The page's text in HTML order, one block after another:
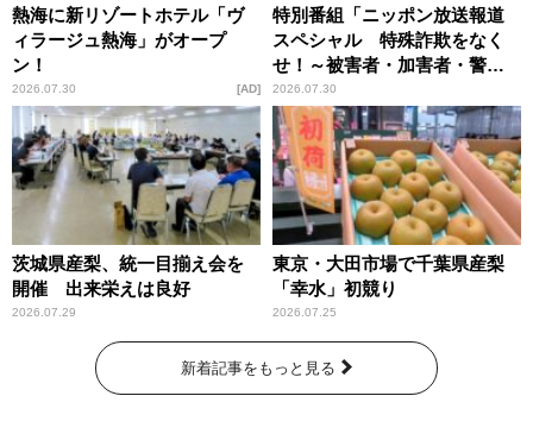
熱海に新リゾートホテル「ヴ
ィラージュ熱海」がオープ
ン！
2026.07.30 AD
特別番組「ニッポン放送報道
スペシャル 特殊詐欺をなく
せ！～被害者・加害者・警視
庁が語るトクリュウの実態
～」放送
2026.07.30
茨城県産梨、統一目揃え会を
開催 出来栄えは良好
2026.07.29
東京・大田市場で千葉県産梨
「幸水」初競り
2026.07.25
新着記事をもっと見る